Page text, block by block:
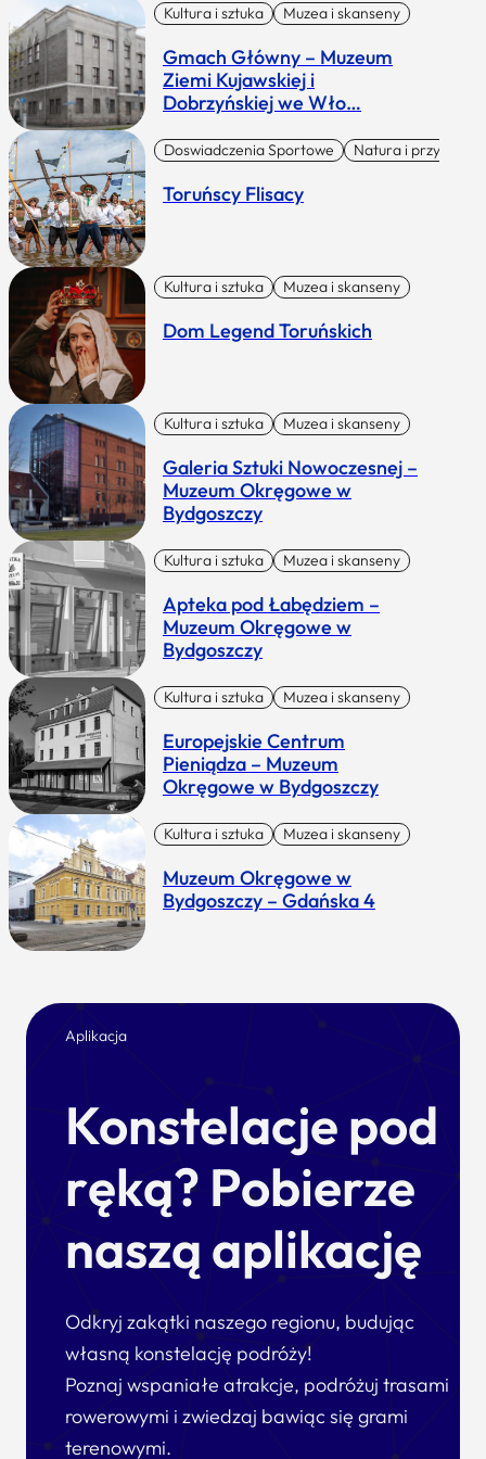
Kultura i sztuka Muzea i skanseny
Gmach Główny – Muzeum
Ziemi Kujawskiej i
Dobrzyńskiej we Wło…
Doswiadczenia Sportowe Natura i przygoda
Toruńscy Flisacy
Kultura i sztuka Muzea i skanseny
Dom Legend Toruńskich
Kultura i sztuka Muzea i skanseny
Galeria Sztuki Nowoczesnej –
Muzeum Okręgowe w
Bydgoszczy
Kultura i sztuka Muzea i skanseny
Apteka pod Łabędziem –
Muzeum Okręgowe w
Bydgoszczy
Kultura i sztuka Muzea i skanseny
Europejskie Centrum
Pieniądza – Muzeum
Okręgowe w Bydgoszczy
Kultura i sztuka Muzea i skanseny
Muzeum Okręgowe w
Bydgoszczy – Gdańska 4
Aplikacja
Konstelacje pod
ręką? Pobierze
naszą aplikację
Odkryj zakątki naszego regionu, budując
własną konstelację podróży!
Poznaj wspaniałe atrakcje, podróżuj trasami
rowerowymi i zwiedzaj bawiąc się grami
terenowymi.